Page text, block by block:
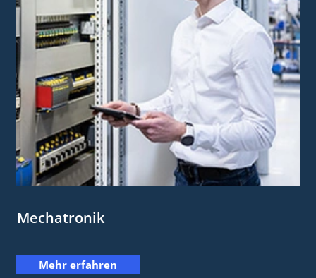
Mechatronik
Mehr erfahren